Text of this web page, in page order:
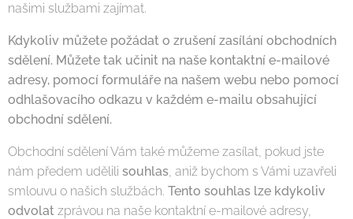
našimi službami zajímat.
Kdykoliv můžete požádat o zrušení zasílání obchodních
sdělení. Můžete tak učinit na naše kontaktní e-mailové
adresy, pomocí formuláře na našem webu nebo pomocí
odhlašovacího odkazu v každém e-mailu obsahující
obchodní sdělení.
Obchodní sdělení Vám také můžeme zasílat, pokud jste
nám předem udělili souhlas, aniž bychom s Vámi uzavřeli
smlouvu o našich službách. Tento souhlas lze kdykoliv
odvolat zprávou na naše kontaktní e-mailové adresy,